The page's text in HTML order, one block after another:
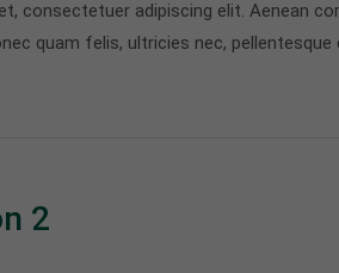
consectetuer adipiscing elit. Aenean
quam felis, ultricies nec, pellentesque
2